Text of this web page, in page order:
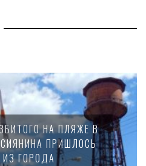
НА ПЛЯЖЕ В
ПРИШЛОСЬ
ИЗ ГОРОДА